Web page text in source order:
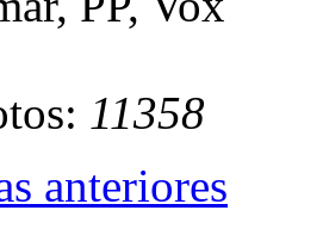
11358
anteriores